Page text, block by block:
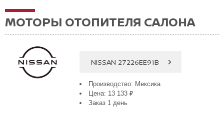
МОТОРЫ ОТОПИТЕЛЯ САЛОНА
NISSAN 27226EE91B
Производство: Мексика
Цена: 13 133 ₽
Заказ 1 день